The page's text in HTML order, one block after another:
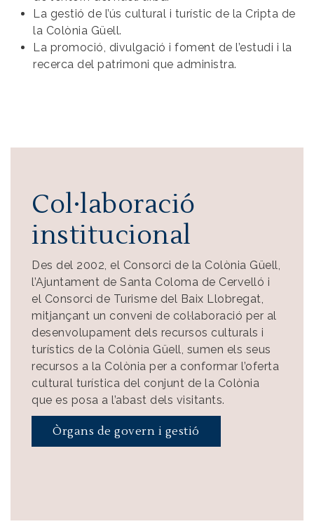
La gestió de l’ús cultural i turístic de la Cripta de
la Colònia Güell.
La promoció, divulgació i foment de l’estudi i la
recerca del patrimoni que administra.
Col·laboració
institucional
Des del 2002, el Consorci de la Colònia Güell,
l’Ajuntament de Santa Coloma de Cervelló i
el Consorci de Turisme del Baix Llobregat,
mitjançant un conveni de col·laboració per al
desenvolupament dels recursos culturals i
turístics de la Colònia Güell, sumen els seus
recursos a la Colònia per a conformar l’oferta
cultural turística del conjunt de la Colònia
que es posa a l’abast dels visitants.
Òrgans de govern i gestió